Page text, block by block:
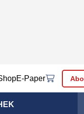
E-Paper Abo